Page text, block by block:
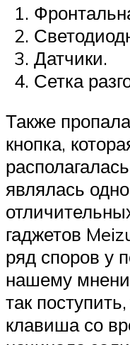
Датчики.
Сетка
Также
кнопка,
являлась
гаджетов
ряд споров у
нашему
так
клавиша со